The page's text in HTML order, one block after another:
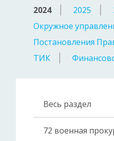
2024
2025
Окружное
Постановления
ТИК
Весь раздел
72 военная